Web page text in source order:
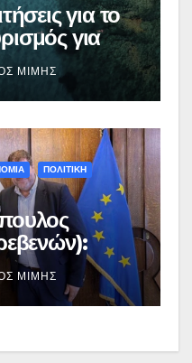
για το
για
– Πότε λήγει
ΜΊΜΗΣ
ΠΟΛΙΤΙΚΗ
Στάδιο
ΜΊΜΗΣ